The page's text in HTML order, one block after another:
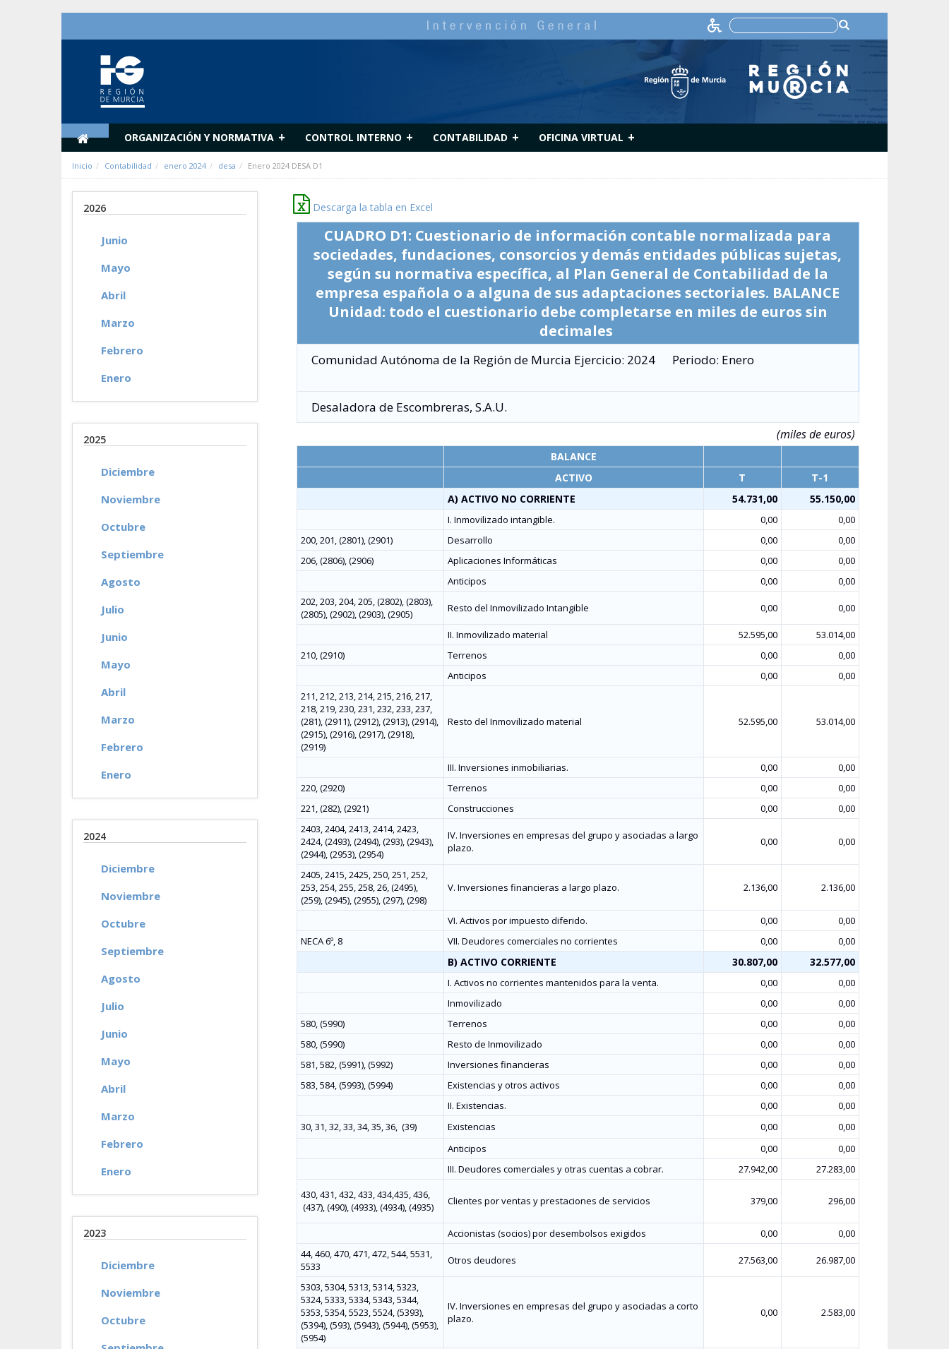
ORGANIZACIÓN Y NORMATIVA + CONTROL INTERNO + CONTABILIDAD + OFICINA VIRTUAL +
Inicio Contabilidad enero 2024 desa Enero 2024 DESA D1
2026
Junio
Mayo
Abril
Marzo
Febrero
Enero
2025
Diciembre
Noviembre
Octubre
Septiembre
Agosto
Julio
Junio
Mayo
Abril
Marzo
Febrero
Enero
2024
Diciembre
Noviembre
Octubre
Septiembre
Agosto
Julio
Junio
Mayo
Abril
Marzo
Febrero
Enero
2023
Diciembre
Noviembre
Octubre
Descarga la tabla en Excel
CUADRO D1: Cuestionario de información contable normalizada para
sociedades, fundaciones, consorcios y demás entidades públicas sujetas,
según su normativa específica, al Plan General de Contabilidad de la
empresa española o a alguna de sus adaptaciones sectoriales. BALANCE
Unidad: todo el cuestionario debe completarse en miles de euros sin
decimales
Comunidad Autónoma de la Región de Murcia Ejercicio: 2024 Periodo: Enero
Desaladora de Escombreras, S.A.U.
(miles de euros)
BALANCE
ACTIVO
T
T-1
A) ACTIVO NO CORRIENTE
54.731,00 55.150,00
I. Inmovilizado intangible. 0,00
0,00
200, 201, (2801), (2901)
Desarrollo 0,00
0,00
206, (2806), (2906)
Aplicaciones Informáticas 0,00
0,00
Anticipos
0,00
0,00
202, 203, 204, 205, (2802), (2803),
(2805), (2902), (2903), (2905)
Resto del Inmovilizado Intangible 0,00 0,00
II. Inmovilizado material 52.595,00
53.014,00
210, (2910)
Terrenos 0,00
0,00
Anticipos
0,00
0,00
211, 212, 213, 214, 215, 216, 217,
218, 219, 230, 231, 232, 233, 237,
(281), (2911), (2912), (2913), (2914),
(2915), (2916), (2917), (2918),
(2919)
Resto del Inmovilizado material 52.595,00 53.014,00
III. Inversiones inmobiliarias. 0,00
0,00
220, (2920)
Terrenos 0,00
0,00
221, (282), (2921)
Construcciones 0,00
0,00
2403, 2404, 2413, 2414, 2423,
2424, (2493), (2494), (293), (2943),
(2944), (2953), (2954)
IV. Inversiones en empresas del grupo y asociadas a largo
plazo.
0,00 0,00
2405, 2415, 2425, 250, 251, 252,
253, 254, 255, 258, 26, (2495),
(259), (2945), (2955), (297), (298)
V. Inversiones financieras a largo plazo. 2.136,00 2.136,00
VI. Activos por impuesto diferido. 0,00
0,00
NECA 6º, 8
VII. Deudores comerciales no corrientes 0,00 0,00
B) ACTIVO CORRIENTE 30.807,00 32.577,00
I. Activos no corrientes mantenidos para la venta. 0,00
0,00
Inmovilizado
0,00
0,00
580, (5990)
Terrenos 0,00
0,00
580, (5990)
Resto de Inmovilizado 0,00
0,00
581, 582, (5991), (5992)
Inversiones financieras 0,00
0,00
583, 584, (5993), (5994)
Existencias y otros activos 0,00
0,00
II. Existencias.
0,00
0,00
30, 31, 32, 33, 34, 35, 36, (39) Existencias 0,00
0,00
Anticipos
0,00
0,00
III. Deudores comerciales y otras cuentas a cobrar.
27.942,00
27.283,00
430, 431, 432, 433, 434,435, 436,
(437), (490), (4933), (4934), (4935)
Clientes por ventas y prestaciones de servicios 379,00 296,00
Accionistas (socios) por desembolsos exigidos 0,00
0,00
44, 460, 470, 471, 472, 544, 5531,
5533
Otros deudores 27.563,00 26.987,00
5303, 5304, 5313, 5314, 5323,
5324, 5333, 5334, 5343, 5344,
5353, 5354, 5523, 5524, (5393),
(5394), (593), (5943), (5944), (5953),
(5954)
IV. Inversiones en empresas del grupo y asociadas a corto
plazo.
0,00 2.583,00